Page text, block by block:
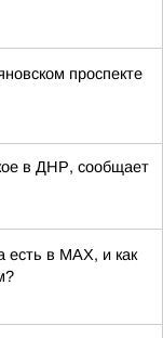
проспекте
в ДНР, сообщает
есть в МАХ, и как